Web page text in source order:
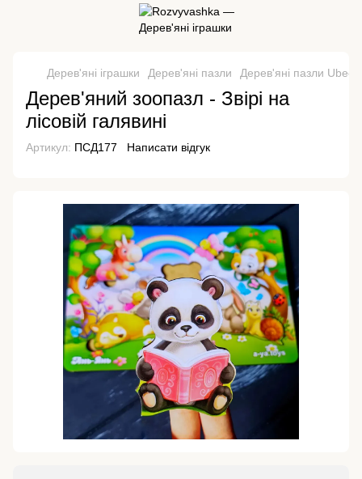
Дерев'яні іграшки Дерев'яні пазли Дерев'яні пазли Ubee
Дерев'яний зоопазл - Звірі на
лісовій галявині
Артикул: ПСД177 Написати відгук